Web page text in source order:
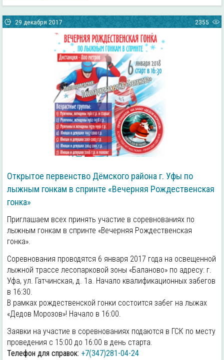
29 декабря 2017 2355
Открытое первенство Дёмского района г. Уфы по
лыжным гонкам в спринте «Вечерняя Рождественская
гонка»
Приглашаем всех принять участие в соревнованиях по
лыжным гонкам в спринте «Вечерняя Рождественская
гонка».
Соревнования проводятся 6 января 2017 года на освещенной
лыжной трассе лесопарковой зоны «Баланово» по адресу: г.
Уфа, ул. Гатчинская, д. 1а. Начало квалификационных забегов
в 16:30.
В рамках рождественской гонки состоится забег на лыжах
«Дедов Морозов»! Начало в 16:00.
Заявки на участие в соревнованиях подаются в ГСК по месту
проведения с 15:00 до 16:00 в день старта.
Телефон для справок: +7(347)281-04-24